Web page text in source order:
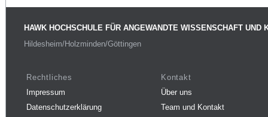
HAWK HOCHSCHULE FÜR ANGEWANDTE WISSENSCHAFT UND
Hildesheim/Holzminden/Göttingen
Rechtliches
Impressum
Datenschutzerklärung
Kontakt
Über uns
Team und Kontakt